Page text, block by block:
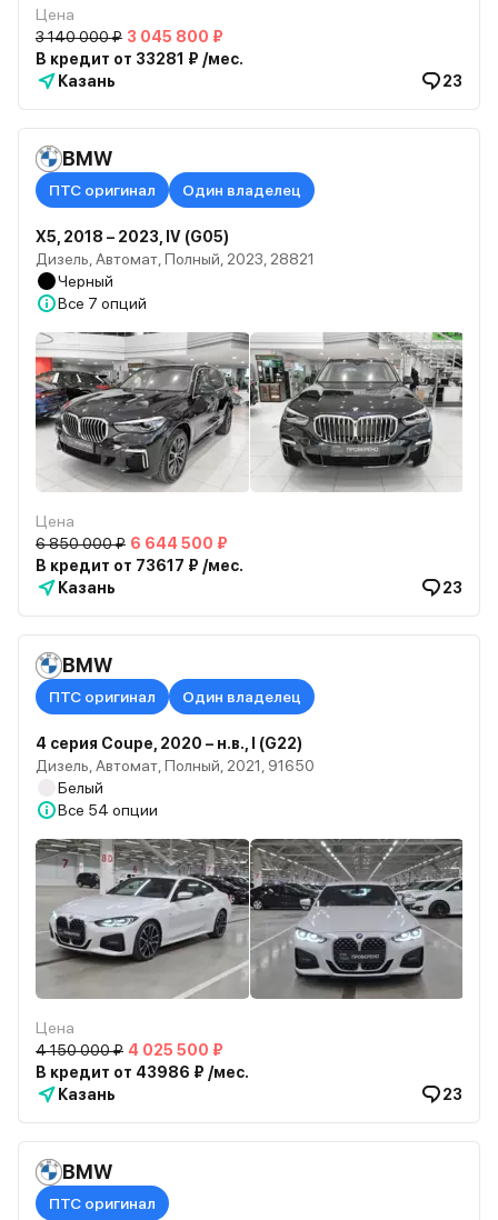
Цена
3 140 000 ₽ 3 045 800 ₽
В кредит от 33281 ₽ /мес.
Казань
23
BMW
ПТС оригинал Один владелец
X5, 2018 – 2023, IV (G05)
Дизель, Автомат, Полный, 2023, 28821
Черный
Все 7 опций
Цена
6 850 000 ₽ 6 644 500 ₽
В кредит от 73617 ₽ /мес.
Казань
23
BMW
ПТС оригинал Один владелец
4 серия Coupe, 2020 – н.в., I (G22)
Дизель, Автомат, Полный, 2021, 91650
Белый
Все 54 опции
Цена
4 150 000 ₽ 4 025 500 ₽
В кредит от 43986 ₽ /мес.
Казань
23
BMW
ПТС оригинал